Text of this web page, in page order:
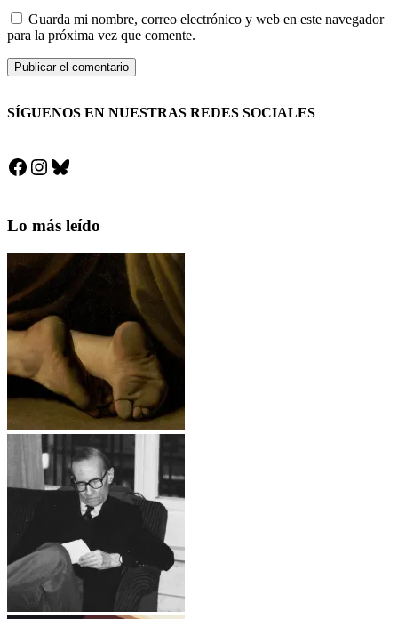
Guarda mi nombre, correo electrónico y web en este navegador
para la próxima vez que comente.
SÍGUENOS EN NUESTRAS REDES SOCIALES
Facebook
Instagram
Bluesky
Lo más leído